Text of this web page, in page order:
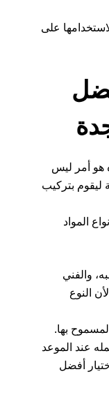
على
هو أمر ليس
ليقوم بتركيب
المواد
والفني
النوع
بها.
عند الموعد
أفضل